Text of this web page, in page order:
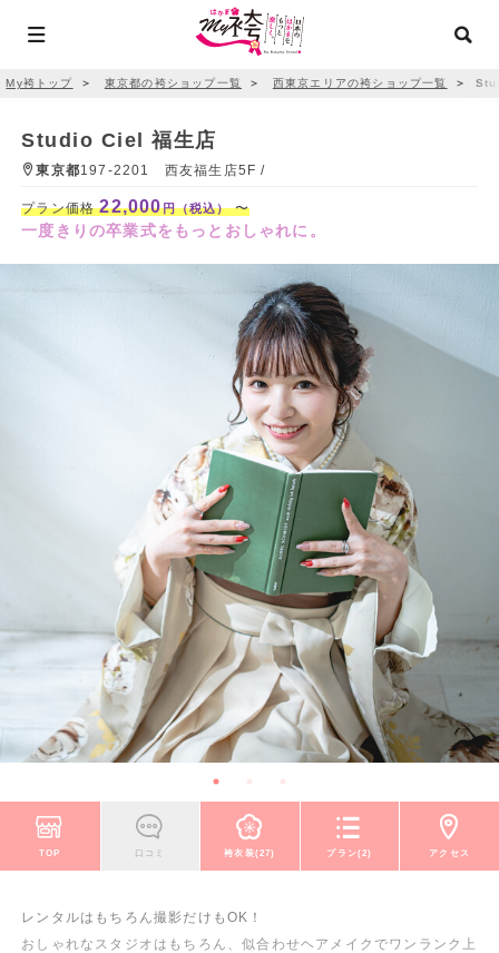
My袴トップ ＞ 東京都の袴ショップ一覧 ＞ 西東京エリアの袴ショップ一覧 ＞
Studio Ciel 福生店
東京都197-2201 西友福生店5F /
プラン価格22,000円（税込）〜
一度きりの卒業式をもっとおしゃれに。
TOP 口コミ 袴衣装(27) プラン(2) アクセス
レンタルはもちろん撮影だけもOK！
おしゃれなスタジオはもちろん、似合わせヘアメイクでワンランク上